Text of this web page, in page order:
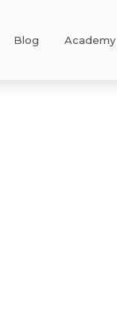
Blog Academy